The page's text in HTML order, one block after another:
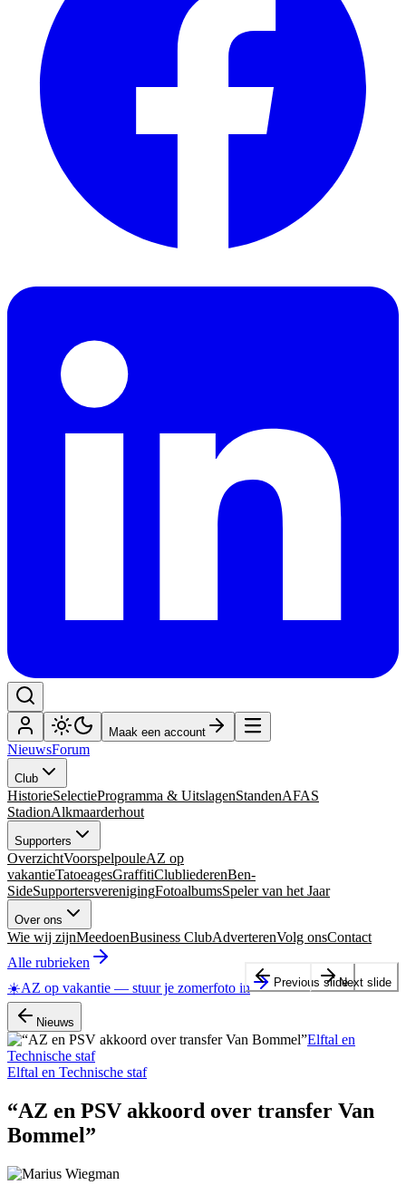
Maak een account
NieuwsForum
Club
HistorieSelectieProgramma & UitslagenStandenAFAS
StadionAlkmaarderhout
Supporters
OverzichtVoorspelpouleAZ op
vakantieTatoeagesGraffitiClubliederenBen-
SideSupportersverenigingFotoalbumsSpeler van het Jaar
Over ons
Wie wij zijnMeedoenBusiness ClubAdverterenVolg onsContact
Alle rubrieken
☀️AZ op vakantie — stuur je zomerfoto in
Nieuws
Elftal en
Technische staf
Elftal en Technische staf
“AZ en PSV akkoord over transfer Van
Bommel”
Previous slideNext slide